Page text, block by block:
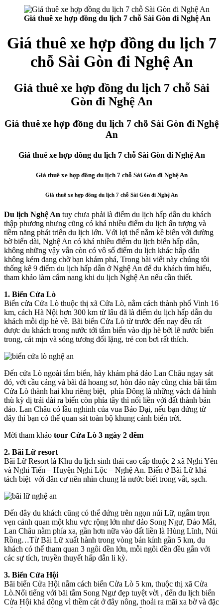
Giá thuê xe hợp đồng du lịch 7 chỗ Sài Gòn đi Nghệ An
Giá thuê xe hợp đồng du lịch 7
chỗ Sài Gòn đi Nghệ An
Giá thuê xe hợp đồng du lịch 7 chỗ Sài
Gòn đi Nghệ An
Giá thuê xe hợp đồng du lịch 7 chỗ Sài Gòn đi Nghệ
An
Giá thuê xe hợp đồng du lịch 7 chỗ Sài Gòn đi Nghệ An
Giá thuê xe hợp đồng du lịch 7 chỗ Sài Gòn đi Nghệ An
Giá thuê xe hợp đồng du lịch 7 chỗ Sài Gòn đi Nghệ An
Du lịch Nghệ An tuy chưa phải là điểm du lịch hấp dẫn du khách
thập phương nhưng cũng có khá nhiều điểm du lịch ấn tượng và
tiềm năng phát triển du lịch lớn. Với lợi thế nằm kề biển với đường
bờ biển dài, Nghệ An có khá nhiều điểm du lịch biển hấp dẫn,
không những vậy vẫn còn có vô số điểm du lịch khác hấp dẫn
không kém đang chờ bạn khám phá, Trong bài viết này chúng tôi
thống kê 9 điểm du lịch hấp dẫn ở Nghệ An để du khách tìm hiểu,
tham khảo làm cẩm nang khi du lịch Nghệ An nếu cần thiết.
1. Biển Cửa Lò
Biển cửa Cửa Lò thuộc thị xã Cửa Lò, nằm cách thành phố Vinh 16
km, cách Hà Nội hơn 300 km từ lâu đã là điểm du lịch hấp dẫn du
khách mỗi dịp hè về. Bãi biển Cửa Lò từ trước đến nay đều rất
được du khách trong nước tới tắm biển vào dịp hè bởi lẽ nước biển
trong, cát mịn và sóng tương đối lặng, trẻ con bơi rất thích.
Đến cửa Lò ngoài tắm biển, hãy khám phá đảo Lan Châu ngay sát
đó, với cầu cảng và bãi đá hoang sơ, hòn đảo này cũng chia bãi tắm
Cửa Lò thành hai khu riêng biệt, phía Đông là những vách đá hình
thù kỳ dị trải dài ra biển còn phía tây thì nối liền với đất thành bán
đảo. Lan Châu có lầu nghinh của vua Bảo Đại, nếu bạn đứng từ
đây thì bạn có thể quan sát toàn bộ khung cảnh biển trời.
Mời tham khảo tour Cửa Lò 3 ngày 2 đêm
2. Bãi Lữ resort
Bãi Lữ Resort là Khu du lịch sinh thái cao cấp thuộc 2 xã Nghi Yên
và Nghi Tiến – Huyện Nghi Lộc – Nghệ An. Biển ở Bãi Lữ khá
tách biệt với dân cư nên nhìn chung là nước biết trong vắt, sạch.
Đến đây du khách cũng có thể đứng trên ngọn núi Lữ, ngắm trọn
vẹn cảnh quan một khu vực rộng lớn như đảo Song Ngư, Đảo Mắt,
Lan Châu nằm phía xa, gần hơn nữa vào đất liền là Hùng Lĩnh, Núi
Rồng…Từ Bãi Lữ xuất hành trong vòng bán kính gần 5 km, du
khách có thể tham quan 3 ngôi đền lớn, mỗi ngôi đền đều gắn với
các sự tích, truyền thuyết hấp dẫn li kỳ.
3. Biển Cửa Hội
Bãi biển Cửa Hội nằm cách biển Cửa Lò 5 km, thuộc thị xã Cửa
Lò.Nổi tiếng với bãi tắm Song Ngư đẹp tuyệt vời , đến du lịch biển
Cửa Hội khá đông vì thềm cát ở đây nông, thoải ra mãi xa bờ và đặc